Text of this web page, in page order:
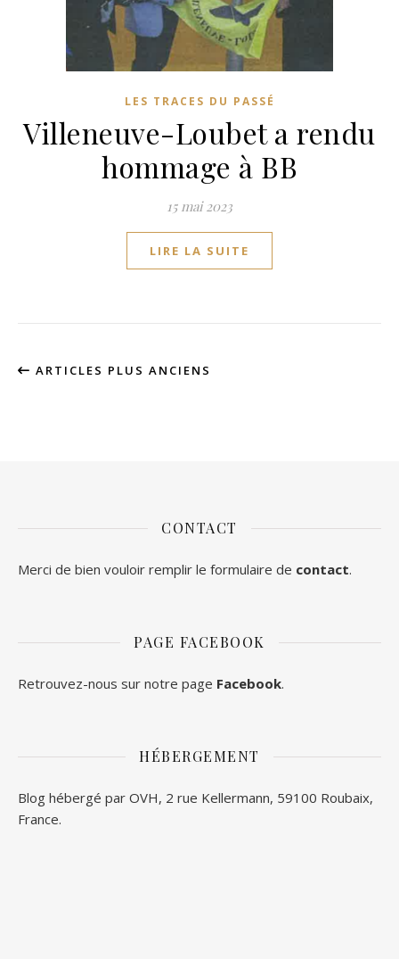
LES TRACES DU PASSÉ
Villeneuve-Loubet a rendu
hommage à BB
15 mai 2023
LIRE LA SUITE
ARTICLES PLUS ANCIENS
CONTACT
Merci de bien vouloir remplir le formulaire de contact.
PAGE FACEBOOK
Retrouvez-nous sur notre page Facebook.
HÉBERGEMENT
Blog hébergé par OVH, 2 rue Kellermann, 59100 Roubaix,
France.